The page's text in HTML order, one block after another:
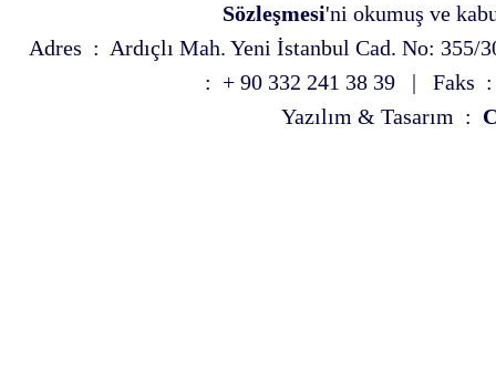
Sözleşmesi'ni okumuş ve
Adres : Ardıçlı Mah. Yeni İstanbul Cad. No:
: + 90 332 241 38 39 | Faks :
Yazılım & Tasarım :